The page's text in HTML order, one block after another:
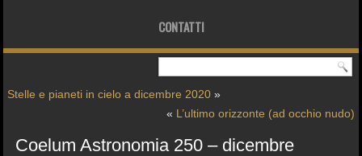
CONTATTI
Stelle e pianeti in cielo a dicembre 2020 »
« L’ultimo orizzonte (ad occhio nudo)
Coelum Astronomia 250 – dicembre